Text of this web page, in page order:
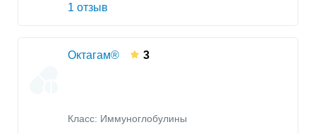
1 отзыв
Октагам® 3
Класс: Иммуноглобулины